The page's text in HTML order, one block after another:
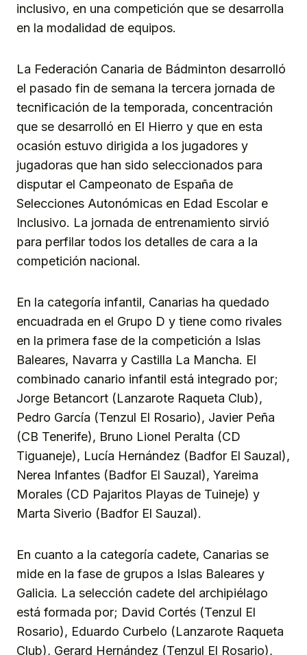
inclusivo, en una competición que se desarrolla
en la modalidad de equipos.
La Federación Canaria de Bádminton desarrolló
el pasado fin de semana la tercera jornada de
tecnificación de la temporada, concentración
que se desarrolló en El Hierro y que en esta
ocasión estuvo dirigida a los jugadores y
jugadoras que han sido seleccionados para
disputar el Campeonato de España de
Selecciones Autonómicas en Edad Escolar e
Inclusivo. La jornada de entrenamiento sirvió
para perfilar todos los detalles de cara a la
competición nacional.
En la categoría infantil, Canarias ha quedado
encuadrada en el Grupo D y tiene como rivales
en la primera fase de la competición a Islas
Baleares, Navarra y Castilla La Mancha. El
combinado canario infantil está integrado por;
Jorge Betancort (Lanzarote Raqueta Club),
Pedro García (Tenzul El Rosario), Javier Peña
(CB Tenerife), Bruno Lionel Peralta (CD
Tiguaneje), Lucía Hernández (Badfor El Sauzal),
Nerea Infantes (Badfor El Sauzal), Yareima
Morales (CD Pajaritos Playas de Tuineje) y
Marta Siverio (Badfor El Sauzal).
En cuanto a la categoría cadete, Canarias se
mide en la fase de grupos a Islas Baleares y
Galicia. La selección cadete del archipiélago
está formada por; David Cortés (Tenzul El
Rosario), Eduardo Curbelo (Lanzarote Raqueta
Club), Gerard Hernández (Tenzul El Rosario),